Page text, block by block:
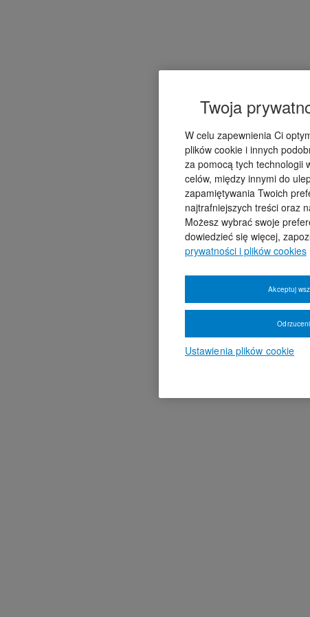
Twoja
W celu zapewnienia Ci
plików cookie i innych
za pomocą tych technologii
celów, między innymi do
zapamiętywania Twoich
najtrafniejszych treści oraz
Możesz wybrać swoje
dowiedzieć się więcej,
prywatności i plików cookies
Ustawienia plików cookie
Akceptuj